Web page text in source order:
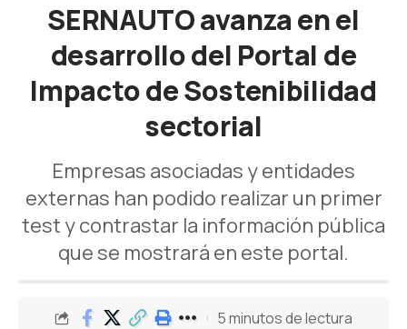
SERNAUTO avanza en el
desarrollo del Portal de
Impacto de Sostenibilidad
sectorial
Empresas asociadas y entidades
externas han podido realizar un primer
test y contrastar la información pública
que se mostrará en este portal.
5 minutos de lectura